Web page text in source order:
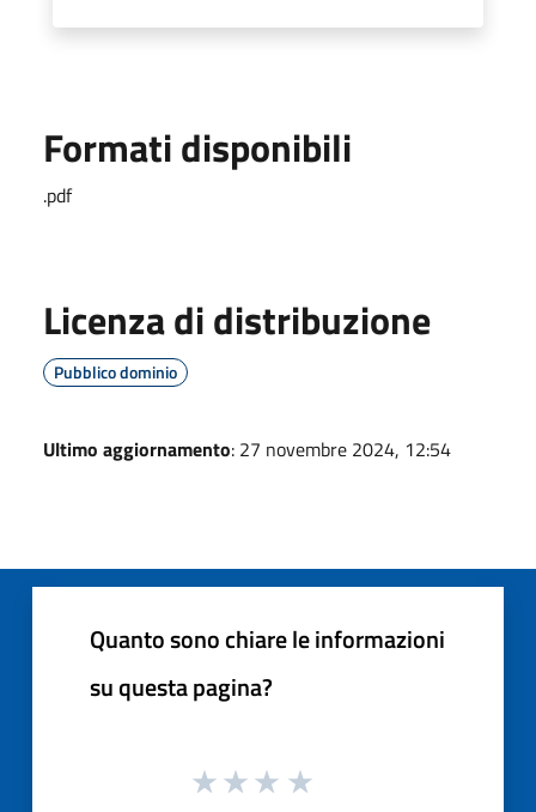
Formati disponibili
.pdf
Licenza di distribuzione
Pubblico dominio
Ultimo aggiornamento: 27 novembre 2024, 12:54
Quanto sono chiare le informazioni
su questa pagina?